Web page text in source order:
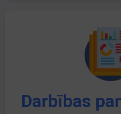
Darbības